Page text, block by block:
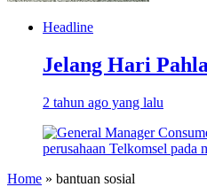
Headline
Jelang Hari
2 tahun ago yang lalu
Home » bantuan sosial